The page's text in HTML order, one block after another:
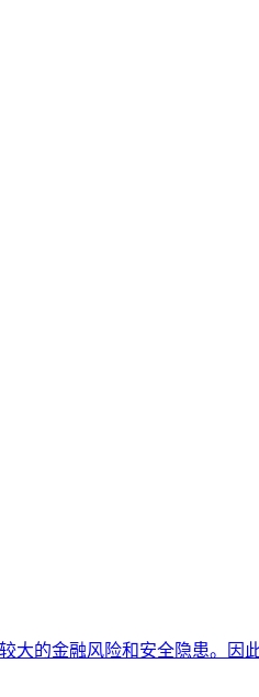
的金融风险和安全隐患。因